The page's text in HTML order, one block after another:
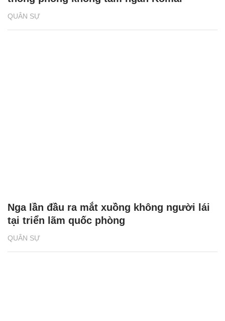
QUÂN SỰ
QUÂN SỰ
Nga lần đầu ra mắt xuồng không người lái
tại triển lãm quốc phòng